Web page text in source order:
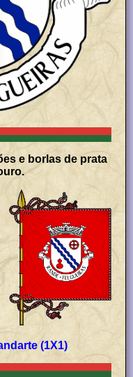
e borlas de prata
Bandeira (2x3) Estandarte (1X1)